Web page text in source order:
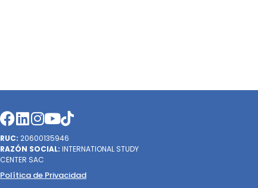
RUC: 20600135946
RAZÓN SOCIAL: INTERNATIONAL STUDY
CENTER SAC
Política de Privacidad